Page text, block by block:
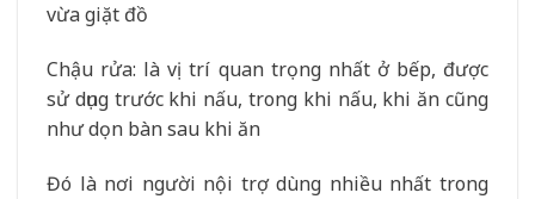
vừa giặt đồ
Chậu rửa: là vị trí quan trọng nhất ở bếp, được
sử dụng trước khi nấu, trong khi nấu, khi ăn cũng
như dọn bàn sau khi ăn
Đó là nơi người nội trợ dùng nhiều nhất trong